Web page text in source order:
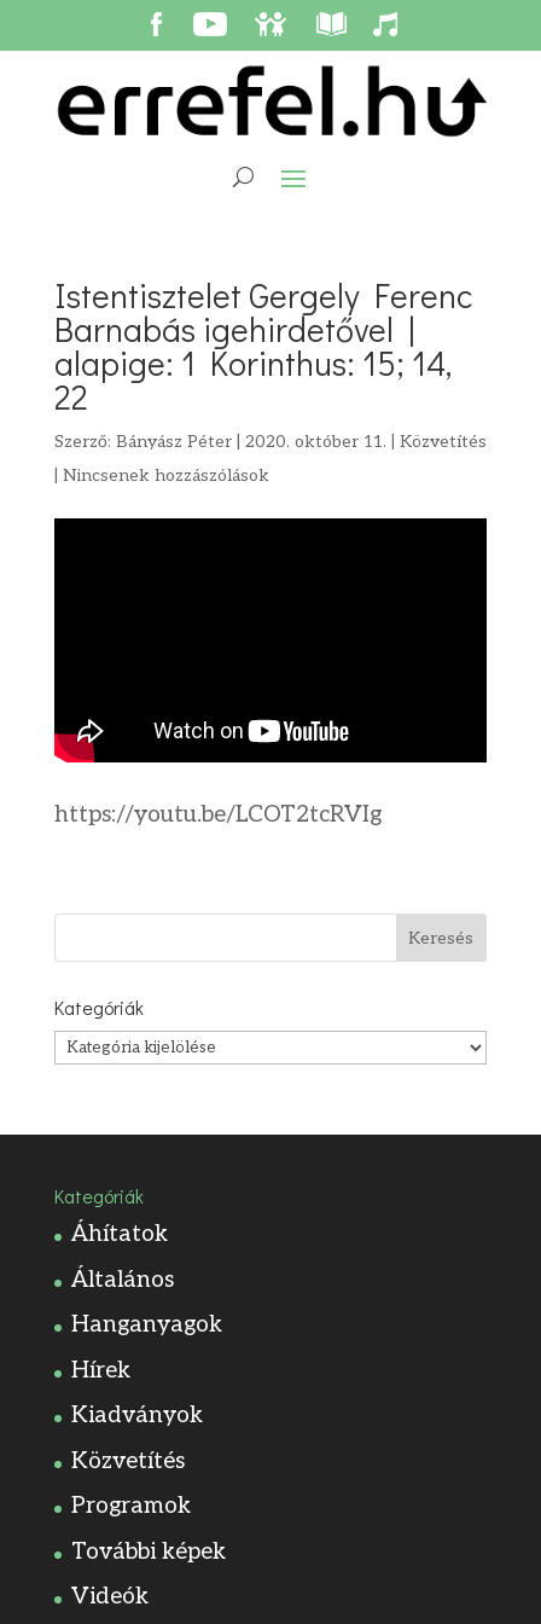
Istentisztelet Gergely Ferenc
Barnabás igehirdetővel |
alapige: 1 Korinthus: 15; 14,
22
Szerző: Bányász Péter| 2020. október 11.
Közvetítés
Nincsenek hozzászólások
https://youtu.be/LCOT2tcRVIg
Kategóriák
Kategóriák
Kategóriák
Áhítatok
Általános
Hanganyagok
Hírek
Kiadványok
Közvetítés
Programok
További képek
Videók